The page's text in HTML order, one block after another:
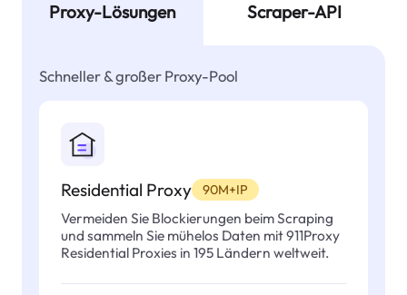
Proxy-Lösungen Scraper-API
Schneller & großer Proxy-Pool
Residential Proxy 90M+IP
Vermeiden Sie Blockierungen beim Scraping
und sammeln Sie mühelos Daten mit 911Proxy
Residential Proxies in 195 Ländern weltweit.